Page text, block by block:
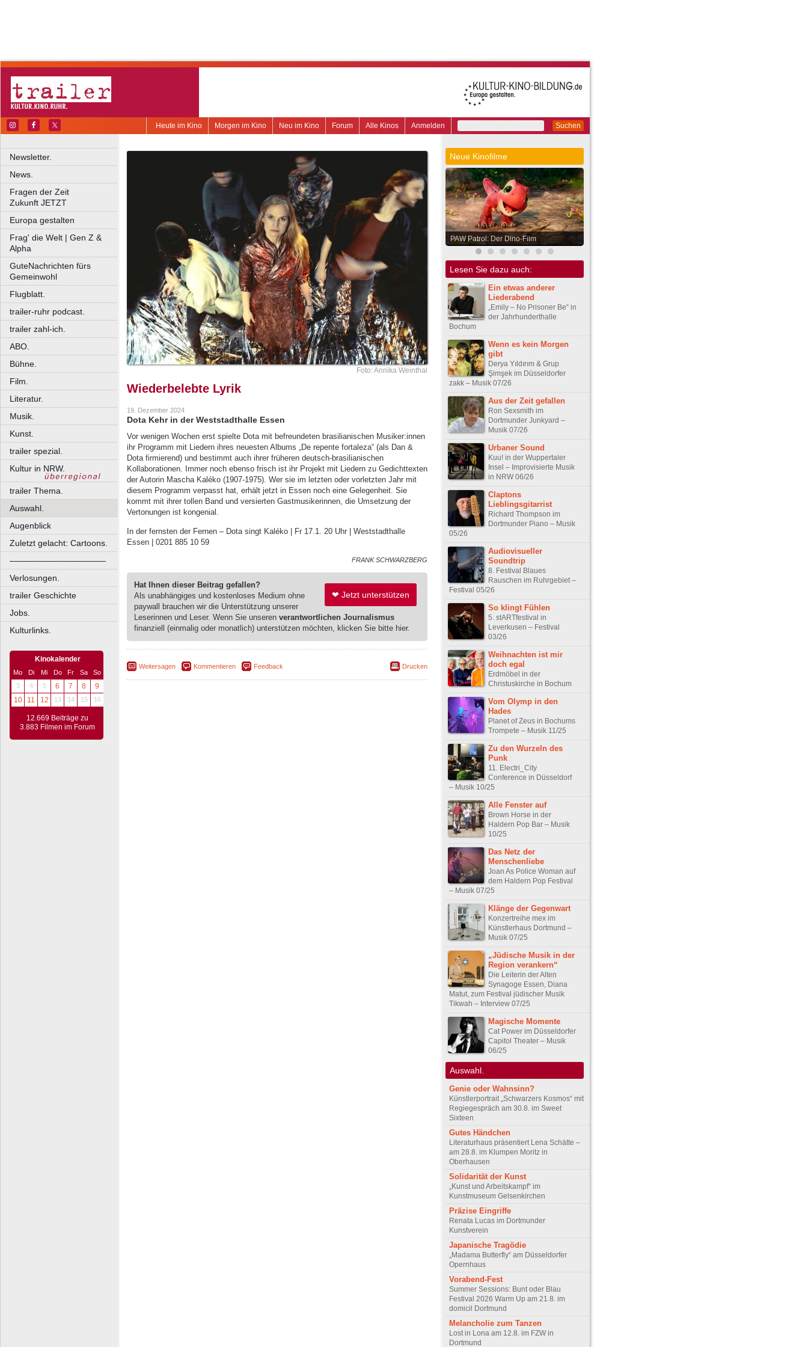
Suchen
Anmelden
Alle Kinos
Forum
Neu im Kino
Morgen im Kino
Heute im Kino
Newsletter.
News.
Fragen der Zeit
Zukunft JETZT
Europa gestalten
Frag' die Welt | Gen Z &
Alpha
GuteNachrichten fürs
Gemeinwohl
Flugblatt.
trailer-ruhr podcast.
trailer zahl-ich.
ABO.
Bühne.
Film.
Literatur.
Musik.
Kunst.
trailer spezial.
Kultur in NRW.
trailer Thema.
Auswahl.
Augenblick
Zuletzt gelacht: Cartoons.
––––––––––––––––––––
Verlosungen.
trailer Geschichte
Jobs.
Kulturlinks.
Kinokalender
Mo Di Mi Do Fr Sa
So
3
4 5 6 7 8
9
10
11 12 13 14 15 16
12.669 Beiträge zu
3.883 Filmen im Forum
Foto: Annika Weinthal
Wiederbelebte Lyrik
19. Dezember 2024
Dota Kehr in der Weststadthalle Essen
Vor wenigen Wochen erst spielte Dota mit befreundeten brasilianischen Musiker:innen
ihr Programm mit Liedern ihres neuesten Albums „De repente fortaleza“ (als Dan &
Dota firmierend) und bestimmt auch ihrer früheren deutsch-brasilianischen
Kollaborationen. Immer noch ebenso frisch ist ihr Projekt mit Liedern zu Gedichttexten
der Autorin Mascha Kaléko (1907-1975). Wer sie im letzten oder vorletzten Jahr mit
diesem Programm verpasst hat, erhält jetzt in Essen noch eine Gelegenheit. Sie
kommt mit ihrer tollen Band und versierten Gastmusikerinnen, die Umsetzung der
Vertonungen ist kongenial.
In der fernsten der Fernen – Dota singt Kaléko | Fr 17.1. 20 Uhr | Weststadthalle
Essen | 0201 885 10 59
FRANK SCHWARZBERG
❤ Jetzt unterstützen
Hat Ihnen dieser Beitrag gefallen?
Als unabhängiges und kostenloses Medium ohne
paywall brauchen wir die Unterstützung unserer
Leserinnen und Leser. Wenn Sie unseren verantwortlichen Journalismus
finanziell (einmalig oder monatlich) unterstützen möchten, klicken Sie bitte hier.
Weitersagen Kommentieren Feedback Drucken
Neue Kinofilme
PAW Patrol: Der Dino-Film
Lesen Sie dazu auch:
Ein etwas anderer
Liederabend
„Emily – No Prisoner Be“ in
der Jahrhunderthalle
Bochum
Wenn es kein Morgen
gibt
Derya Yıldırım & Grup
Şimşek im Düsseldorfer
zakk – Musik 07/26
Aus der Zeit gefallen
Ron Sexsmith im
Dortmunder Junkyard –
Musik 07/26
Urbaner Sound
Kuu! in der Wuppertaler
Insel – Improvisierte Musik
in NRW 06/26
Claptons
Lieblingsgitarrist
Richard Thompson im
Dortmunder Piano – Musik
05/26
Audiovisueller
Soundtrip
8. Festival Blaues
Rauschen im Ruhrgebiet –
Festival 05/26
So klingt Fühlen
5. stARTfestival in
Leverkusen – Festival
03/26
Weihnachten ist mir
doch egal
Erdmöbel in der
Christuskirche in Bochum
Vom Olymp in den
Hades
Planet of Zeus in Bochums
Trompete – Musik 11/25
Zu den Wurzeln des
Punk
11. Electri_City
Conference in Düsseldorf
– Musik 10/25
Alle Fenster auf
Brown Horse in der
Haldern Pop Bar – Musik
10/25
Das Netz der
Menschenliebe
Joan As Police Woman auf
dem Haldern Pop Festival
– Musik 07/25
Klänge der Gegenwart
Konzertreihe mex im
Künstlerhaus Dortmund –
Musik 07/25
„Jüdische Musik in der
Region verankern“
Die Leiterin der Alten
Synagoge Essen, Diana
Matut, zum Festival jüdischer Musik
Tikwah – Interview 07/25
Magische Momente
Cat Power im Düsseldorfer
Capitol Theater – Musik
06/25
Auswahl.
Genie oder Wahnsinn?
Künstlerportrait „Schwarzers Kosmos“ mit
Regiegespräch am 30.8. im Sweet
Sixteen
Gutes Händchen
Literaturhaus präsentiert Lena Schätte –
am 28.8. im Klumpen Moritz in
Oberhausen
Solidarität der Kunst
„Kunst und Arbeitskampf“ im
Kunstmuseum Gelsenkirchen
Präzise Eingriffe
Renata Lucas im Dortmunder
Kunstverein
Japanische Tragödie
„Madama Butterfly“ am Düsseldorfer
Opernhaus
Vorabend-Fest
Summer Sessions: Bunt oder Blau
Festival 2026 Warm Up am 21.8. im
domicil Dortmund
Melancholie zum Tanzen
Lost in Lona am 12.8. im FZW in
Dortmund